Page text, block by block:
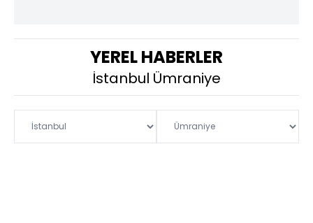
YEREL HABERLER
İstanbul Ümraniye